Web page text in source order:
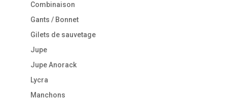
Combinaison
Gants / Bonnet
Gilets de sauvetage
Jupe
Jupe Anorack
Lycra
Manchons